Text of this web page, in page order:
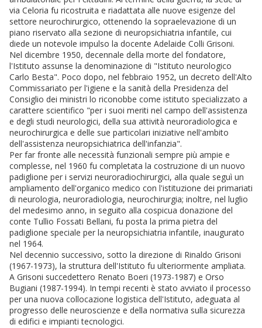
via Celoria fu ricostruita e riadattata alle nuove esigenze del
settore neurochirurgico, ottenendo la sopraelevazione di un
piano riservato alla sezione di neuropsichiatria infantile, cui
diede un notevole impulso la docente Adelaide Colli Grisoni.
Nel dicembre 1950, decennale della morte del fondatore,
l'Istituto assunse la denominazione di "Istituto neurologico
Carlo Besta". Poco dopo, nel febbraio 1952, un decreto dell'Alto
Commissariato per l'igiene e la sanità della Presidenza del
Consiglio dei ministri lo riconobbe come istituto specializzato a
carattere scientifico "per i suoi meriti nel campo dell'assistenza
e degli studi neurologici, della sua attività neuroradiologica e
neurochirurgica e delle sue particolari iniziative nell'ambito
dell'assistenza neuropsichiatrica dell'infanzia".
Per far fronte alle necessità funzionali sempre più ampie e
complesse, nel 1960 fu completata la costruzione di un nuovo
padiglione per i servizi neuroradiochirurgici, alla quale seguì un
ampliamento dell'organico medico con l'istituzione dei primariati
di neurologia, neuroradiologia, neurochirurgia; inoltre, nel luglio
del medesimo anno, in seguito alla cospicua donazione del
conte Tullio Fossati Bellani, fu posta la prima pietra del
padiglione speciale per la neuropsichiatria infantile, inaugurato
nel 1964.
Nel decennio successivo, sotto la direzione di Rinaldo Grisoni
(1967-1973), la struttura dell'Istituto fu ulteriormente ampliata. ​
A Grisoni succedettero Renato Boeri (1973-1987) e Orso
Bugiani (1987-1994). In tempi recenti è stato avviato il processo
per una nuova collocazione logistica dell'Istituto, adeguata al
progresso delle neuroscienze e della normativa sulla sicurezza
di edifici e impianti tecnologici.